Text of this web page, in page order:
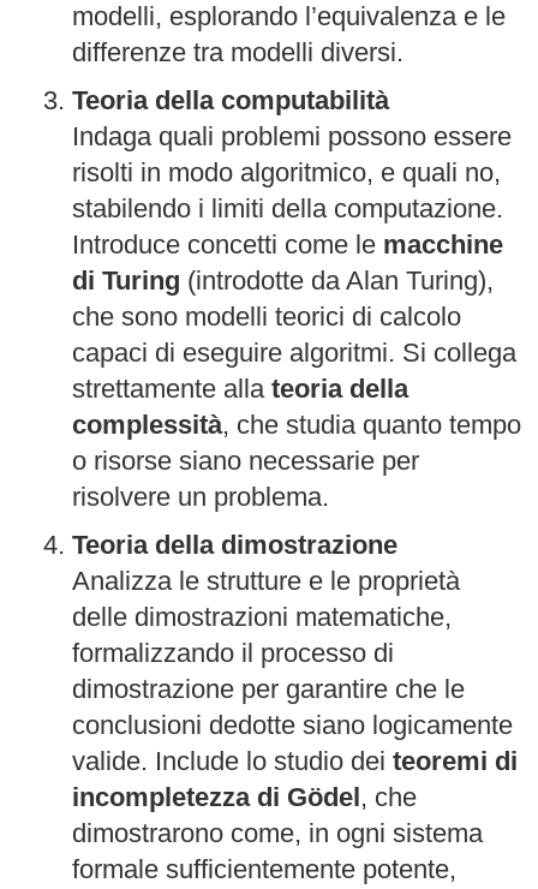
modelli, esplorando l’equivalenza e le
differenze tra modelli diversi.
Teoria della computabilità
Indaga quali problemi possono essere
risolti in modo algoritmico, e quali no,
stabilendo i limiti della computazione.
Introduce concetti come le macchine
di Turing (introdotte da Alan Turing),
che sono modelli teorici di calcolo
capaci di eseguire algoritmi. Si collega
strettamente alla teoria della
complessità, che studia quanto tempo
o risorse siano necessarie per
risolvere un problema.
Teoria della dimostrazione
Analizza le strutture e le proprietà
delle dimostrazioni matematiche,
formalizzando il processo di
dimostrazione per garantire che le
conclusioni dedotte siano logicamente
valide. Include lo studio dei teoremi di
incompletezza di Gödel, che
dimostrarono come, in ogni sistema
formale sufficientemente potente,